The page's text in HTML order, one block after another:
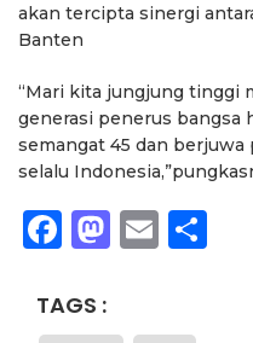
akan tercipta sinergi
Banten
“Mari kita jungjung tinggi
generasi penerus bangsa
semangat 45 dan berjuwa
selalu
Facebook
Email
TAGS :